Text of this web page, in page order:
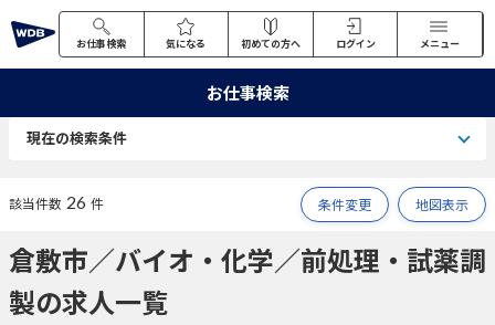
お仕事検索 気になる 初めての方へ ログイン メニュー
お仕事検索
現在の検索条件
該当件数 26 件 条件変更 地図表示
倉敷市／バイオ・化学／前処理・試薬調
製の求人一覧